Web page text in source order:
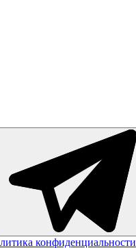
конфиденциальности